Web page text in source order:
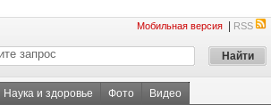
Мобильная версия RSS
Наука и здоровье Фото Видео